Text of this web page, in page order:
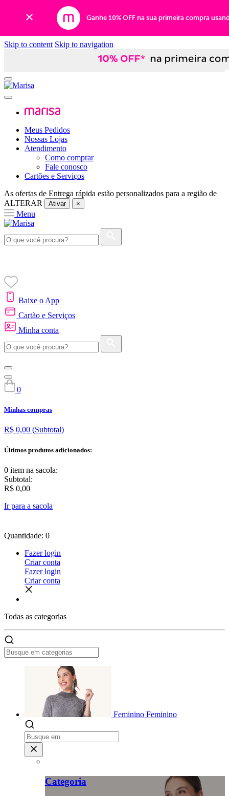
Ganhe 10% OFF na sua primeira compra
Skip to content Skip to navigation
Meus Pedidos
Nossas Lojas
Atendimento
Como comprar
Fale conosco
Cartões e Serviços
As ofertas de Entrega rápida estão personalizados para a região de
ALTERAR
Ativar ×
Menu
Baixe o App
Cartão e Serviços
Minha conta
0
Minhas compras
R$ 0,00 (Subtotal)
Últimos produtos adicionados:
0 item na sacola:
Subtotal:
R$ 0,00
Ir para a sacola
Quantidade: 0
Fazer login
Criar conta
Fazer login
Criar conta
Todas as categorias
Feminino Feminino
Categoria